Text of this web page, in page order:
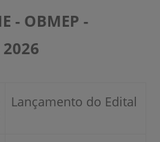
- OBMEP -
Lançamento do Edital